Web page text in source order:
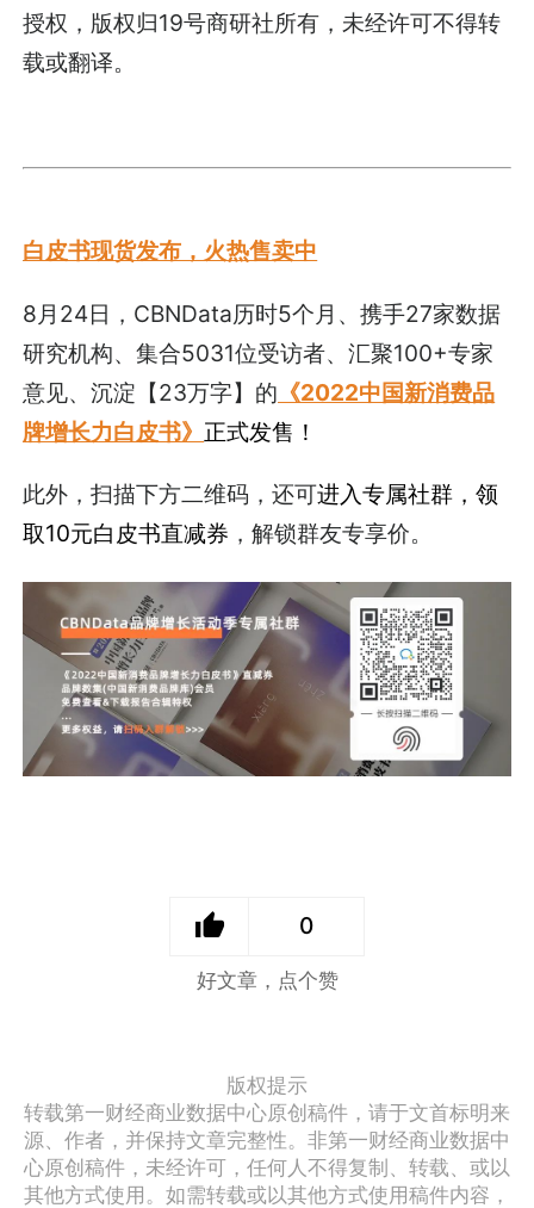
授权，版权归19号商研社所有，未经许可不得转
载或翻译。
白皮书现货发布，火热售卖中
8月24日，CBNData历时5个月、携手27家数据
研究机构、集合5031位受访者、汇聚100+专家
意见、沉淀【23万字】的 《2022中国新消费品
牌增长力白皮书》 正式发售！
此外，扫描下方二维码，还可进入专属社群，领
取10元白皮书直减券 ，解锁群友专享价。
0
好文章，点个赞
版权提示
转载第一财经商业数据中心原创稿件，请于文首标明来
源、作者，并保持文章完整性。非第一财经商业数据中
心原创稿件，未经许可，任何人不得复制、转载、或以
其他方式使用。如需转载或以其他方式使用稿件内容，